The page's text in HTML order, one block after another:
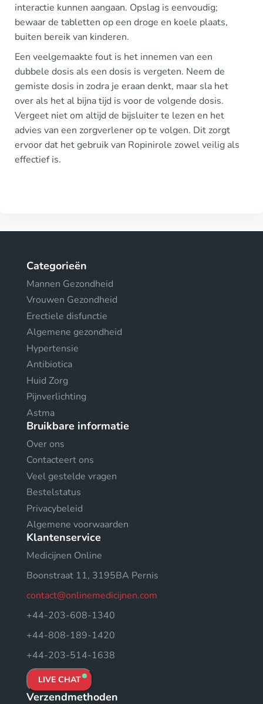
interactie kunnen aangaan. Opslag is eenvoudig;
bewaar de tabletten op een droge en koele plaats,
buiten bereik van kinderen.
Een veelgemaakte fout is het innemen van een
dubbele dosis als een dosis is vergeten. Neem de
gemiste dosis in zodra je eraan denkt, maar sla het
over als het al bijna tijd is voor de volgende dosis.
Vergeet niet om altijd de bijsluiter te lezen en het
advies van een zorgverlener op te volgen. Dit zorgt
ervoor dat het gebruik van Ropinirole zowel veilig als
effectief is.
Categorieën
Mannen Gezondheid
Vrouwen Gezondheid
Erectiele disfunctie
Algemene gezondheid
Hypertensie
Antibiotica
Huid Zorg
Pijnverlichting
Astma
Bruikbare informatie
Over ons
Contacteert ons
Veel gestelde vragen
Bestelstatus
Privacybeleid
Algemene voorwaarden
Klantenservice
Medicijnen Online
Boonstraat 11, 3195BA Pernis
contact@onlinemedicijnen.com
+44-203-608-1340
+44-808-189-1420
+44-203-514-1638
LIVE CHAT
Verzendmethoden